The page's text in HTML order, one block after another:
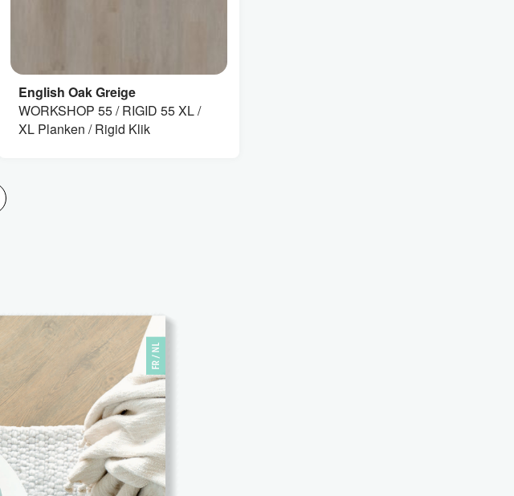
English Oak Greige
WORKSHOP 55 / RIGID 55 XL /
XL Planken / Rigid Klik